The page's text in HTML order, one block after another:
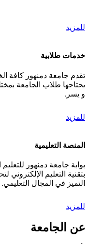
للمزيد
خدمات طلابية
تقدم جامعة دمنهور كافة
يحتاجها طلاب الجامعة
و يسر.
للمزيد
المنصة التعليمية
بوابة جامعة دمنهور
بتقنية التعليم
التميز في المجال التعليمي.
للمزيد
عن الجامعة